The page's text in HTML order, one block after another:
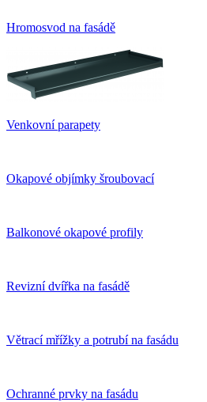
Hromosvod na fasádě
Venkovní parapety
Okapové objímky šroubovací
Balkonové okapové profily
Revizní dvířka na fasádě
Větrací mřížky a potrubí na fasádu
Ochranné prvky na fasádu